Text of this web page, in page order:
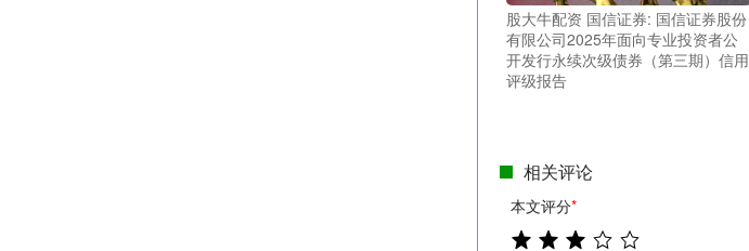
股大牛配资 国信证券: 国信证券股份
有限公司2025年面向专业投资者公
开发行永续次级债券（第三期）信用
评级报告
相关评论
本文评分*